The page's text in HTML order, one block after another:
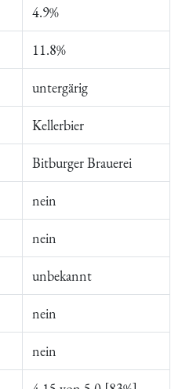
4.9%
11.8%
untergärig
Kellerbier
Bitburger Brauerei
nein
nein
unbekannt
nein
nein